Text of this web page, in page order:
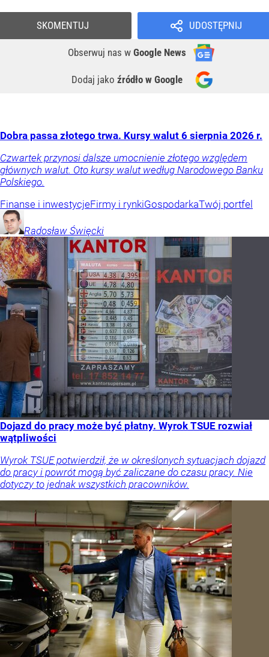
UDOSTĘPNIJ
Obserwuj nas w Google News
Dodaj jako źródło w Google
SKOMENTUJ
Dobra passa złotego trwa. Kursy walut 6 sierpnia 2026 r.
Czwartek przynosi dalsze umocnienie złotego względem
głównych walut. Oto kursy walut według Narodowego Banku
Polskiego.
Finanse i inwestycjeFirmy i rynkiGospodarkaTwój portfel
Radosław Święcki
Dojazd do pracy może być płatny. Wyrok TSUE rozwiał
wątpliwości
Wyrok TSUE potwierdził, że w określonych sytuacjach dojazd
do pracy i powrót mogą być zaliczane do czasu pracy. Nie
dotyczy to jednak wszystkich pracowników.